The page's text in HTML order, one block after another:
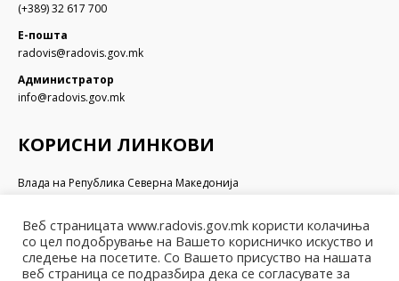
(+389) 32 617 700
Е-пошта
radovis@radovis.gov.mk
Администратор
info@radovis.gov.mk
КОРИСНИ ЛИНКОВИ
Влада на Република Северна Македонија
Министерство за финансии
Министерство за транспорт и врски
Министерство за локална самоуправа
Министерство за информатичко општество и администрација
Веб страницата www.radovis.gov.mk користи колачиња
со цел подобрување на Вашето корисничко искуство и
следење на посетите. Со Вашето присуство на нашата
веб страница се подразбира дека се согласувате за